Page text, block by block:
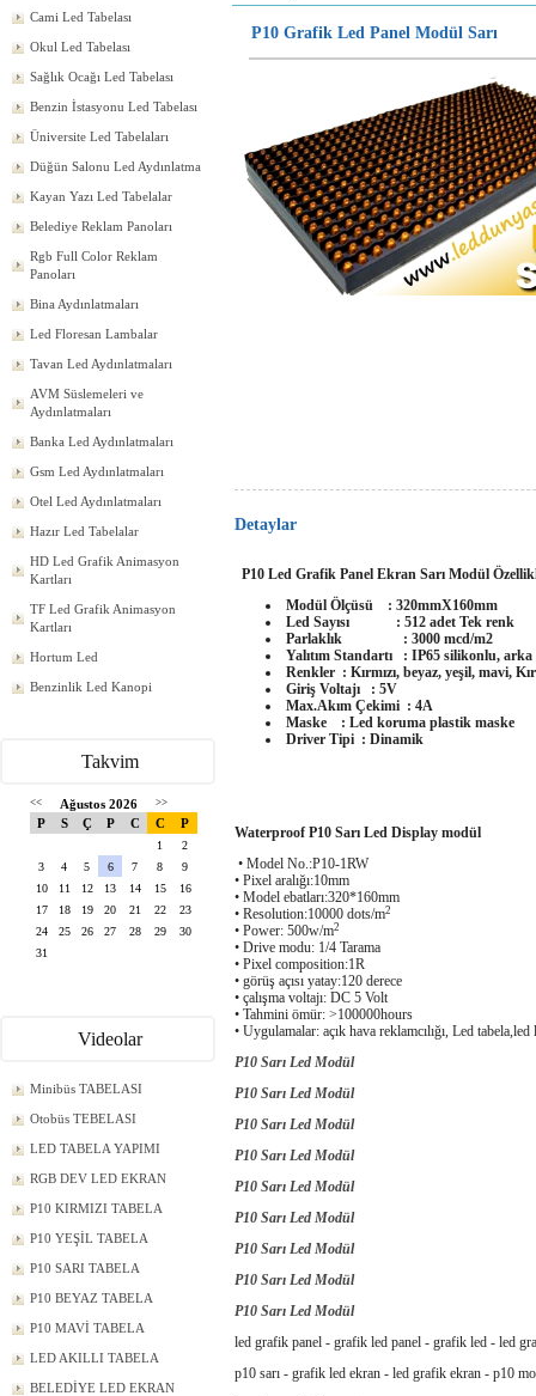
Cami Led Tabelası
Okul Led Tabelası
Sağlık Ocağı Led Tabelası
Benzin İstasyonu Led Tabelası
Üniversite Led Tabelaları
Düğün Salonu Led Aydınlatma
Kayan Yazı Led Tabelalar
Belediye Reklam Panoları
Rgb Full Color Reklam
Panoları
Bina Aydınlatmaları
Led Floresan Lambalar
Tavan Led Aydınlatmaları
AVM Süslemeleri ve
Aydınlatmaları
Banka Led Aydınlatmaları
Gsm Led Aydınlatmaları
Otel Led Aydınlatmaları
Hazır Led Tabelalar
HD Led Grafik Animasyon
Kartları
TF Led Grafik Animasyon
Kartları
Hortum Led
Benzinlik Led Kanopi
Takvim
<< Ağustos 2026 >>
P S Ç P C C P
1
2
3
4 5 6 7 8
9
10
11 12 13 14 15
16
17
18 19 20 21 22
23
24
25 26 27 28 29
30
31
Videolar
Minibüs TABELASI
Otobüs TEBELASI
LED TABELA YAPIMI
RGB DEV LED EKRAN
P10 KIRMIZI TABELA
P10 YEŞİL TABELA
P10 SARI TABELA
P10 BEYAZ TABELA
P10 MAVİ TABELA
LED AKILLI TABELA
BELEDİYE LED EKRAN
P10 Grafik Led Panel Modül Sarı
Detaylar
P10 Led Grafik Panel Ekran Sarı Modül
Modül Ölçüsü : 320mmX160mm
Led Sayısı : 512 adet Tek renk
Parlaklık : 3000 mcd/m2
Yalıtım Standartı : IP65 silikonlu, arka
Renkler : Kırmızı, beyaz, yeşil, mavi,
Giriş Voltajı : 5V
Max.Akım Çekimi : 4A
Maske : Led koruma plastik maske
Driver Tipi : Dinamik
Waterproof P10 Sarı Led Display modül
• Model No.:P10-1RW
• Pixel aralığı:10mm
• Model ebatları:320*160mm
• Resolution:10000 dots/m2
• Power: 500w/m2
• Drive modu: 1/4 Tarama
• Pixel composition:1R
• görüş açısı yatay:120 derece
• çalışma voltajı: DC 5 Volt
• Tahmini ömür: >100000hours
• Uygulamalar: açık hava reklamcılığı, Led
P10 Sarı Led Modül
P10 Sarı Led Modül
P10 Sarı Led Modül
P10 Sarı Led Modül
P10 Sarı Led Modül
P10 Sarı Led Modül
P10 Sarı Led Modül
P10 Sarı Led Modül
P10 Sarı Led Modül
led grafik panel - grafik led panel - grafik led - led
p10 sarı - grafik led ekran - led grafik ekran - p10